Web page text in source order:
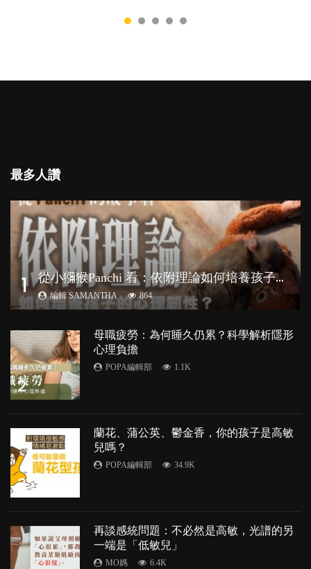
最多人讚
1 從
小獼猴Panchi 看：依附理論如何培養孩子心理韌性？
編輯 SAMANTHA 864
2
母職疲勞：為何睡久仍累？科學解析隱形
心理負擔
POPA編輯部 1.1K
3
蘭花、蒲公英、鬱金香，你的孩子是高敏
兒嗎？
POPA編輯部 34.9K
再談感統問題：不必然是高敏，光譜的另
一端是「低敏兒」
MO媽 6.4K